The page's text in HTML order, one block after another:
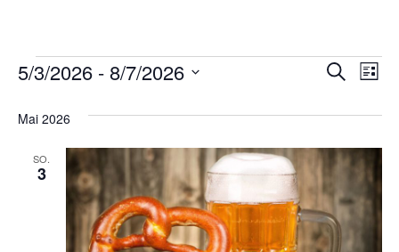
und
Suche
Liste
5/3/2026 - 8/7/2026
Mai 2026
SO.
3